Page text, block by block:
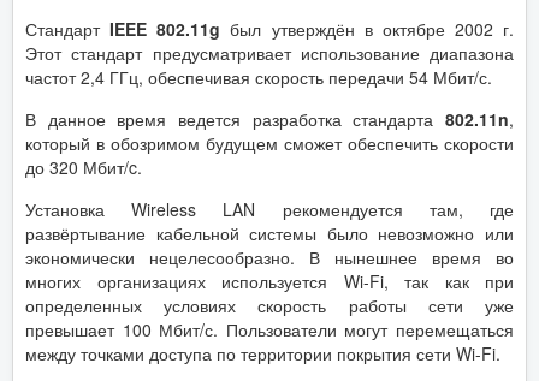
СтандартIEEE 802.11g был утверждён в октябре 2002 г.
Этот стандарт предусматривает использование диапазона
частот 2,4 ГГц, обеспечивая скорость передачи 54 Мбит/с.
В данное время ведется разработка стандарта 802.11n,
который в обозримом будущем сможет обеспечить скорости
до 320 Мбит/c.
Установка Wireless LAN рекомендуется там, где
развёртывание кабельной системы было невозможно или
экономически нецелесообразно. В нынешнее время во
многих организациях используется Wi-Fi, так как при
определенных условиях скорость работы сети уже
превышает 100 Мбит/с. Пользователи могут перемещаться
между точками доступа по территории покрытия сети Wi-Fi.